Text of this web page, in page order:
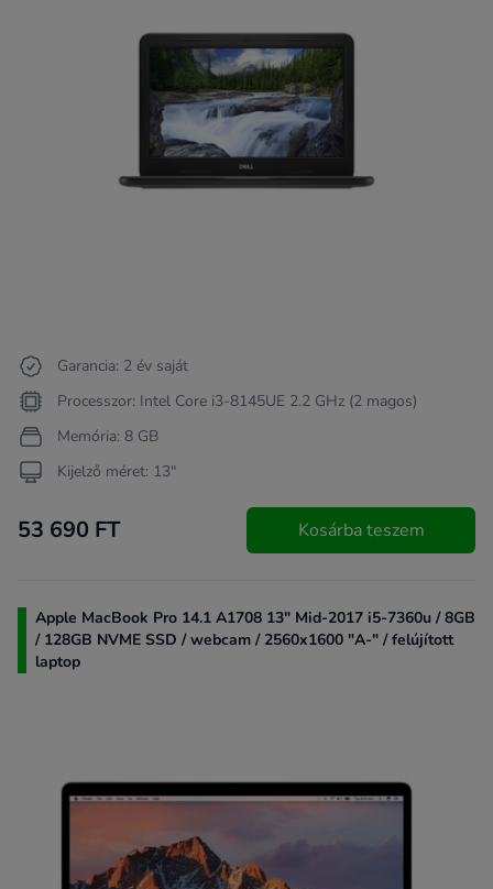
Garancia: 2 év saját
Processzor: Intel Core i3-8145UE 2.2 GHz (2 magos)
Memória: 8 GB
Kijelző méret: 13"
53 690 FT Kosárba teszem
Apple MacBook Pro 14.1 A1708 13" Mid-2017 i5-7360u / 8GB
/ 128GB NVME SSD / webcam / 2560x1600 "A-" / felújított
laptop